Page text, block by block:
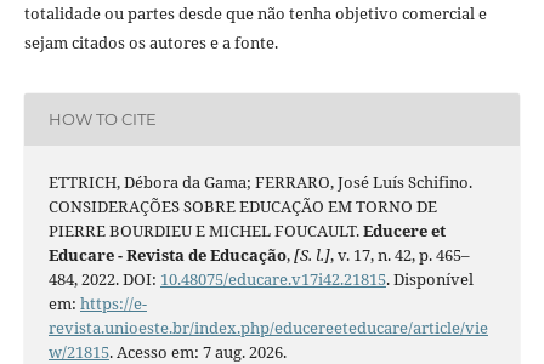
totalidade ou partes desde que não tenha objetivo comercial e
sejam citados os autores e a fonte.
HOW TO CITE
ETTRICH, Débora da Gama; FERRARO, José Luís Schifino.
CONSIDERAÇÕES SOBRE EDUCAÇÃO EM TORNO DE
PIERRE BOURDIEU E MICHEL FOUCAULT.Educere et
Educare - Revista de Educação,[S. l.], v. 17, n. 42, p. 465–
484, 2022. DOI: 10.48075/educare.v17i42.21815. Disponível
em: https://e-
revista.unioeste.br/index.php/educereeteducare/article/vie
w/21815. Acesso em: 7 aug. 2026.